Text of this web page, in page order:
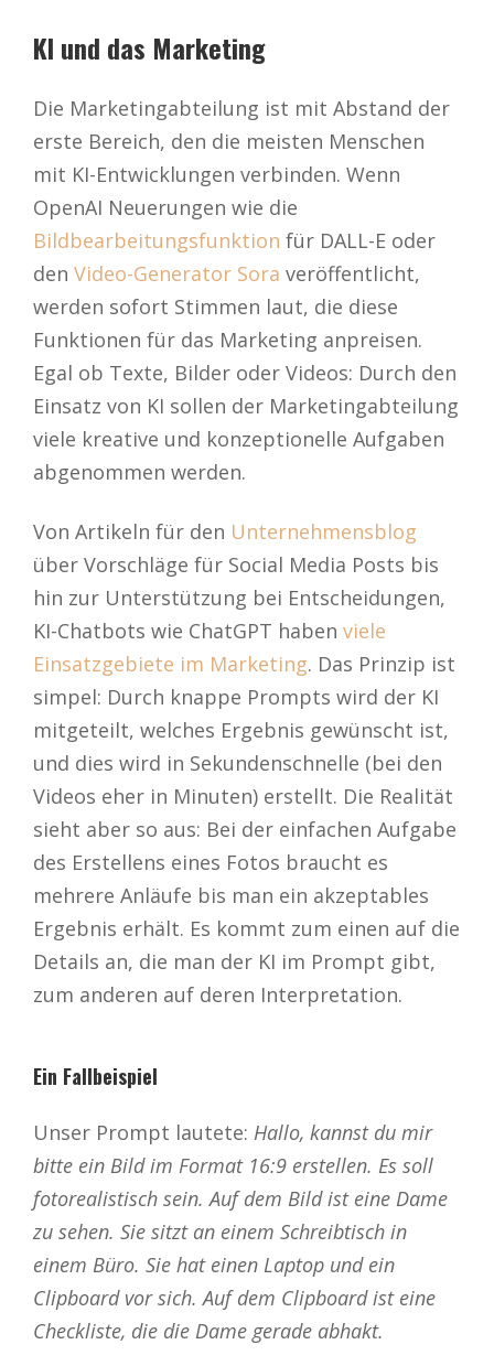
KI und das Marketing
Die Marketingabteilung ist mit Abstand der
erste Bereich, den die meisten Menschen
mit KI-Entwicklungen verbinden. Wenn
OpenAI Neuerungen wie die
Bildbearbeitungsfunktion für DALL-E oder
den Video-Generator Sora veröffentlicht,
werden sofort Stimmen laut, die diese
Funktionen für das Marketing anpreisen.
Egal ob Texte, Bilder oder Videos: Durch den
Einsatz von KI sollen der Marketingabteilung
viele kreative und konzeptionelle Aufgaben
abgenommen werden.
Von Artikeln für den Unternehmensblog
über Vorschläge für Social Media Posts bis
hin zur Unterstützung bei Entscheidungen,
KI-Chatbots wie ChatGPT haben viele
Einsatzgebiete im Marketing. Das Prinzip ist
simpel: Durch knappe Prompts wird der KI
mitgeteilt, welches Ergebnis gewünscht ist,
und dies wird in Sekundenschnelle (bei den
Videos eher in Minuten) erstellt. Die Realität
sieht aber so aus: Bei der einfachen Aufgabe
des Erstellens eines Fotos braucht es
mehrere Anläufe bis man ein akzeptables
Ergebnis erhält. Es kommt zum einen auf die
Details an, die man der KI im Prompt gibt,
zum anderen auf deren Interpretation.
Ein Fallbeispiel
Unser Prompt lautete: Hallo, kannst du mir
bitte ein Bild im Format 16:9 erstellen. Es soll
fotorealistisch sein. Auf dem Bild ist eine Dame
zu sehen. Sie sitzt an einem Schreibtisch in
einem Büro. Sie hat einen Laptop und ein
Clipboard vor sich. Auf dem Clipboard ist eine
Checkliste, die die Dame gerade abhakt.